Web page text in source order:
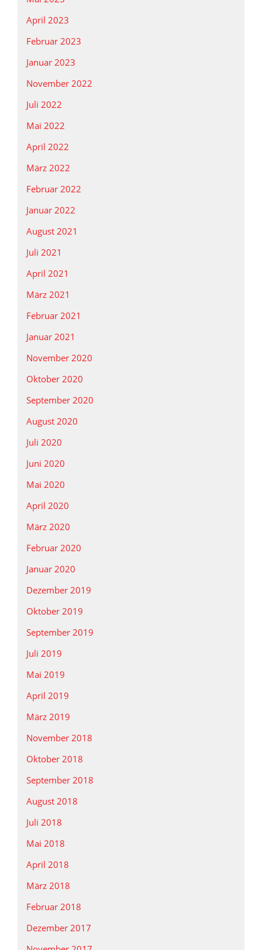
April 2023
Februar 2023
Januar 2023
November 2022
Juli 2022
Mai 2022
April 2022
März 2022
Februar 2022
Januar 2022
August 2021
Juli 2021
April 2021
März 2021
Februar 2021
Januar 2021
November 2020
Oktober 2020
September 2020
August 2020
Juli 2020
Juni 2020
Mai 2020
April 2020
März 2020
Februar 2020
Januar 2020
Dezember 2019
Oktober 2019
September 2019
Juli 2019
Mai 2019
April 2019
März 2019
November 2018
Oktober 2018
September 2018
August 2018
Juli 2018
Mai 2018
April 2018
März 2018
Februar 2018
Dezember 2017